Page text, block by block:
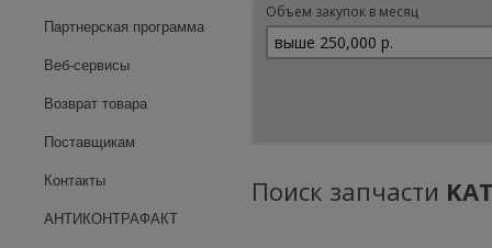
Партнерская программа
Веб-сервисы
Возврат товара
Поставщикам
Контакты
АНТИКОНТРАФАКТ
Объем закупок в месяц
Поиск запчасти